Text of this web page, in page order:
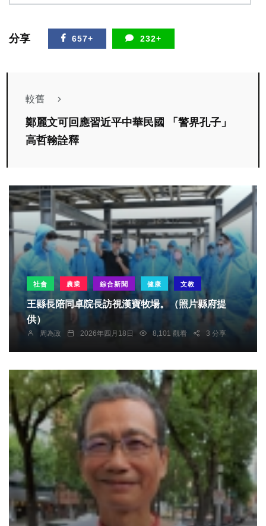
分享 657+ 232+
較舊
鄭麗文可回應習近平中華民國 「警界孔子」
高哲翰詮釋
社會 農業 綜合新聞 健康 文教
王縣長陪同卓院長訪視漢寶牧場。（照片縣府提
供）
周為政 2026年四月18日 8,101 觀看 3 分享